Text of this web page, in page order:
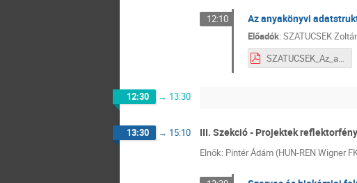
12:10 Az anyakönyvi
Előadók: SZATUCSEK
SZATUCSEK_Az_anyakonyvi adatstrukturák_II_5.pdf
12:30 → 13:30
13:30 → 15:10 III. Szekció - Projektek
Elnök: Pintér Ádám (HUN-REN Wigner